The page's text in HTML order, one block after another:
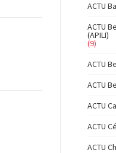
ACTU
ACTU
(APILI)
(9)
ACTU
ACTU
ACTU
ACTU
ACTU